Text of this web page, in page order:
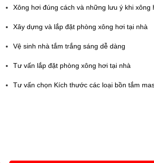
Xông hơi đúng cách và những lưu ý khi xông
Xây dựng và lắp đặt phòng xông hơi tại nhà
Vệ sinh nhà tắm trắng sáng dễ dàng
Tư vấn lắp đặt phòng xông hơi tại nhà
Tư vấn chọn Kích thước các loại bồn tắm